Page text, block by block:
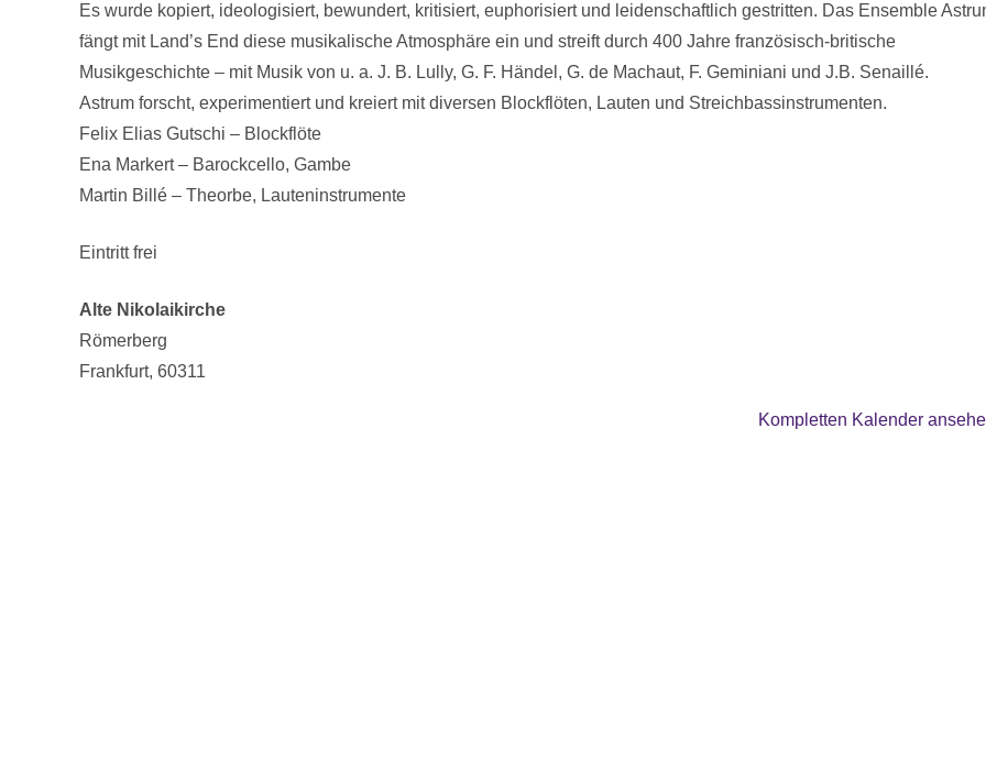
Es wurde kopiert, ideologisiert, bewundert, kritisiert, euphorisiert und leidenschaftlich gestritten. Das Ensemble
fängt mit Land’s End diese musikalische Atmosphäre ein und streift durch 400 Jahre französisch-britische
Musikgeschichte – mit Musik von u. a. J. B. Lully, G. F. Händel, G. de Machaut, F. Geminiani und J.B. Senaillé.
Astrum forscht, experimentiert und kreiert mit diversen Blockflöten, Lauten und Streichbassinstrumenten.
Felix Elias Gutschi – Blockflöte
Ena Markert – Barockcello, Gambe
Martin Billé – Theorbe, Lauteninstrumente
Eintritt frei
Alte Nikolaikirche
Römerberg
Frankfurt, 60311
Kompletten Kalender